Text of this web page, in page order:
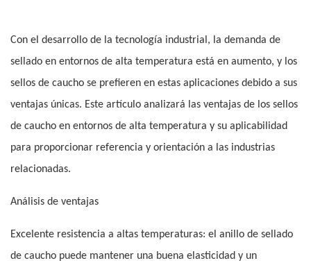
Con el desarrollo de la tecnología industrial, la demanda de
sellado en entornos de alta temperatura está en aumento, y los
sellos de caucho se prefieren en estas aplicaciones debido a sus
ventajas únicas. Este artículo analizará las ventajas de los sellos
de caucho en entornos de alta temperatura y su aplicabilidad
para proporcionar referencia y orientación a las industrias
relacionadas.
Análisis de ventajas
Excelente resistencia a altas temperaturas: el anillo de sellado
de caucho puede mantener una buena elasticidad y un